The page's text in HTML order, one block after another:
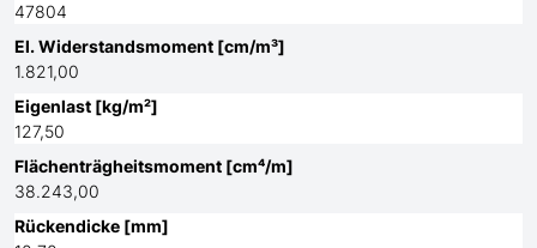
47804
El. Widerstandsmoment [cm/m³]
1.821,00
Eigenlast [kg/m²]
127,50
Flächenträgheitsmoment [cm⁴/m]
38.243,00
Rückendicke [mm]